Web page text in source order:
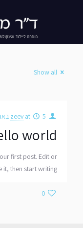
Show all
zeev at 5 באוקטובר 2017
world!
first post. Edit or
it, then start writing!
0